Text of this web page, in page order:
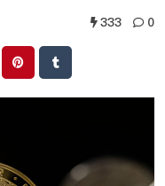
333 0